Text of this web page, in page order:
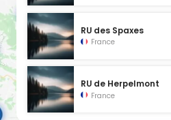
RU des Spaxes
France
RU de Herpelmont
France